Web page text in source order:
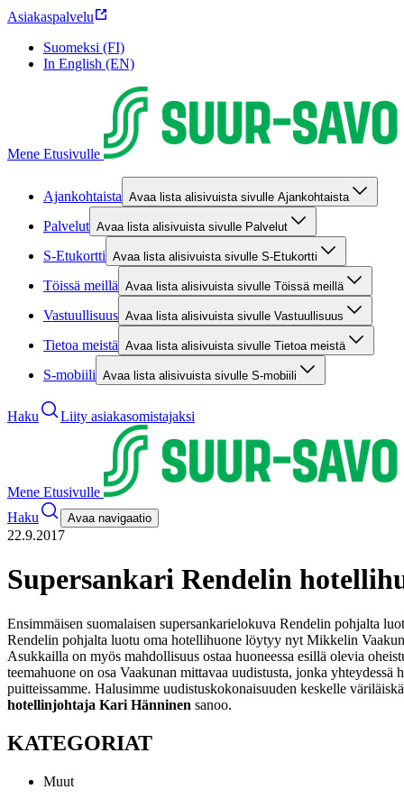
Asiakaspalvelu
Suomeksi (FI)
In English (EN)
Mene Etusivulle
Ajankohtaista Avaa lista alisivuista sivulle Ajankohtaista
Palvelut Avaa lista alisivuista sivulle Palvelut
S-Etukortti Avaa lista alisivuista sivulle S-Etukortti
Töissä meillä Avaa lista alisivuista sivulle Töissä meillä
Vastuullisuus Avaa lista alisivuista sivulle Vastuullisuus
Tietoa meistä Avaa lista alisivuista sivulle Tietoa meistä
S-mobiili Avaa lista alisivuista sivulle S-mobiili
Haku Liity asiakasomistajaksi
Mene Etusivulle
Haku
Avaa navigaatio
22.9.2017
Supersankari Rendelin
Ensimmäisen suomalaisen supersankarielokuva Rendelin pohjalta
Rendelin pohjalta luotu oma hotellihuone löytyy nyt Mikkelin
Asukkailla on myös mahdollisuus ostaa huoneessa esillä olevia
teemahuone on osa Vaakunan mittavaa uudistusta, jonka yhteydessä
puitteissamme. Halusimme uudistuskokonaisuuden keskelle
hotellinjohtaja Kari Hänninen sanoo.
KATEGORIAT
Muut